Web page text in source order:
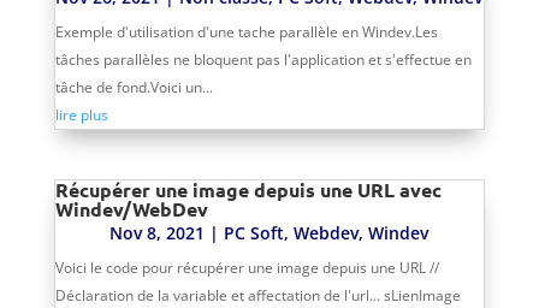
Exemple d'utilisation d'une tache parallèle en Windev.Les
tâches parallèles ne bloquent pas l'application et s'effectue en
tâche de fond.Voici un...
lire plus
Récupérer une image depuis une URL avec
Windev/WebDev
Nov 8, 2021 | PC Soft,Webdev,Windev
Voici le code pour récupérer une image depuis une URL //
Déclaration de la variable et affectation de l'url... sLienImage